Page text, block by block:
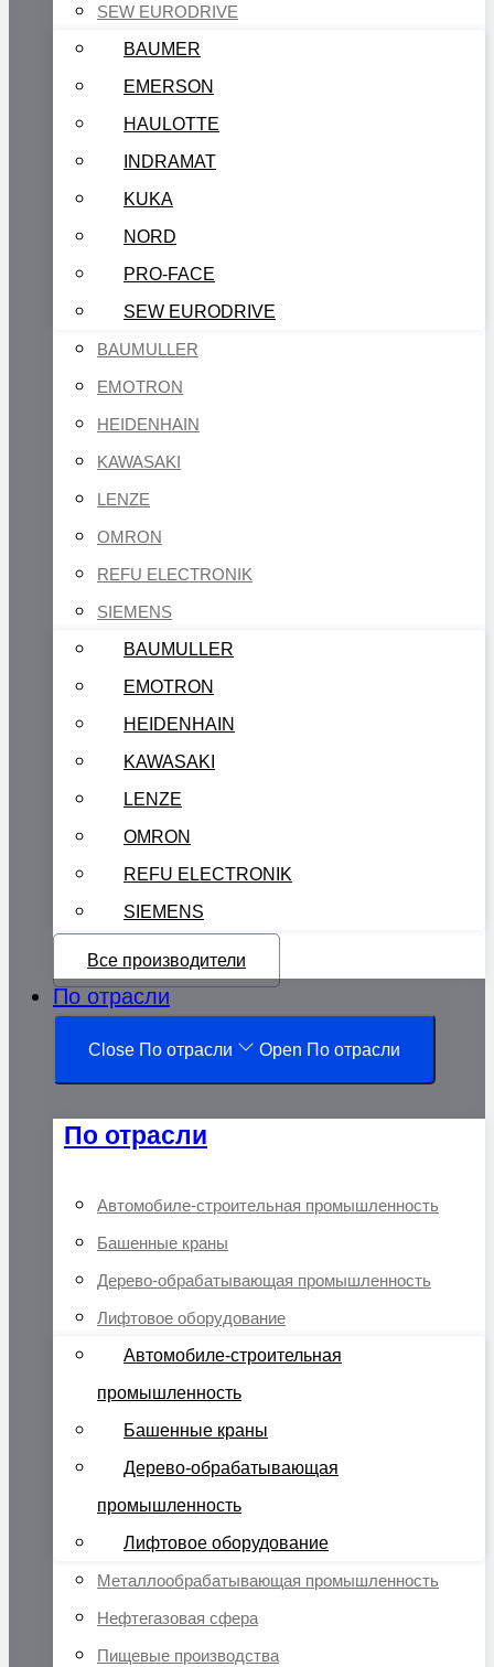
SEW EURODRIVE
BAUMER
EMERSON
HAULOTTE
INDRAMAT
KUKA
NORD
PRO-FACE
SEW EURODRIVE
BAUMULLER
EMOTRON
HEIDENHAIN
KAWASAKI
LENZE
OMRON
REFU ELECTRONIK
SIEMENS
BAUMULLER
EMOTRON
HEIDENHAIN
KAWASAKI
LENZE
OMRON
REFU ELECTRONIK
SIEMENS
Все производители
По отрасли
Close По отрасли Open По отрасли
По отрасли
Автомобиле-строительная промышленность
Башенные краны
Дерево-обрабатывающая промышленность
Лифтовое оборудование
Автомобиле-строительная
промышленность
Башенные краны
Дерево-обрабатывающая
промышленность
Лифтовое оборудование
Металлообрабатывающая промышленность
Нефтегазовая сфера
Пищевые производства